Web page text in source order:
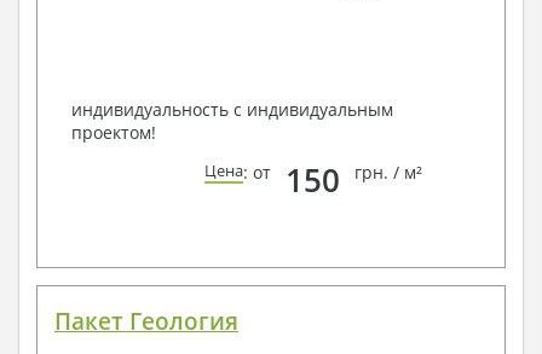
индивидуальность с индивидуальным
проектом!
Цена: от 150 грн. / м²
Пакет Геология